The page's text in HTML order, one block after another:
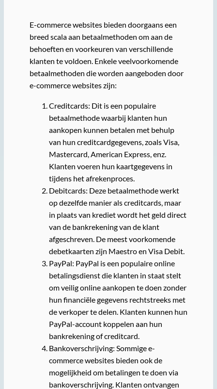
E-commerce websites bieden doorgaans een
breed scala aan betaalmethoden om aan de
behoeften en voorkeuren van verschillende
klanten te voldoen. Enkele veelvoorkomende
betaalmethoden die worden aangeboden door
e-commerce websites zijn:
Creditcards: Dit is een populaire
betaalmethode waarbij klanten hun
aankopen kunnen betalen met behulp
van hun creditcardgegevens, zoals Visa,
Mastercard, American Express, enz.
Klanten voeren hun kaartgegevens in
tijdens het afrekenproces.
Debitcards: Deze betaalmethode werkt
op dezelfde manier als creditcards, maar
in plaats van krediet wordt het geld direct
van de bankrekening van de klant
afgeschreven. De meest voorkomende
debetkaarten zijn Maestro en Visa Debit.
PayPal: PayPal is een populaire online
betalingsdienst die klanten in staat stelt
om veilig online aankopen te doen zonder
hun financiële gegevens rechtstreeks met
de verkoper te delen. Klanten kunnen hun
PayPal-account koppelen aan hun
bankrekening of creditcard.
Bankoverschrijving: Sommige e-
commerce websites bieden ook de
mogelijkheid om betalingen te doen via
bankoverschrijving. Klanten ontvangen